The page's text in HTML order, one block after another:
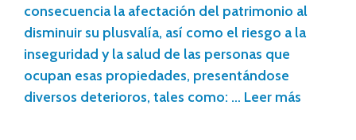
consecuencia la afectación del patrimonio al
disminuir su plusvalía, así como el riesgo a la
inseguridad y la salud de las personas que
ocupan esas propiedades, presentándose
diversos deterioros, tales como: … Leer más